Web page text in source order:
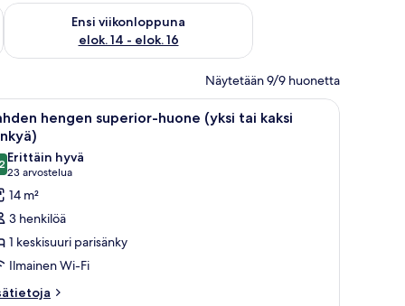
7 - elok. 9
Ensi viikonloppuna
elok. 14 - elok. 16
Tarkista ensi viikonlopun saatavuus elok. 14 - elok. 16
Näytetään 9/9 huonetta
hiustenkuivaaja, pyyhkeetHotellihuone, jossa on kaksi sänkyä,
7
hengen superior-huone (yksi tai kaksi
kautta 10
Erittäin hyvä
23 arvostelua
(23
arvostelua)
14 m²
3 henkilöä
1 keskisuuri parisänky
Ilmainen Wi-Fi